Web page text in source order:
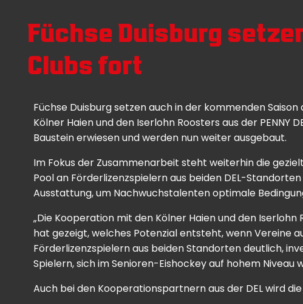
Füchse Duisburg
Clubs fort
Füchse Duisburg setzen auch in der kommenden
Kölner Haien und den Iserlohn Roosters aus der
Baustein erwiesen und werden nun weiter ausgebaut.
Im Fokus der Zusammenarbeit steht weiterhin die
Pool an Förderlizenzspielern aus beiden DEL-
Ausstattung, um Nachwuchstalenten optimale
„Die Kooperation mit den Kölner Haien und den
hat gezeigt, welches Potenzial entsteht, wenn Vereine
Förderlizenzspielern aus beiden Standorten deutlich,
Spielern, sich im Senioren-Eishockey auf hohem
Auch bei den Kooperationspartnern aus der DEL wird